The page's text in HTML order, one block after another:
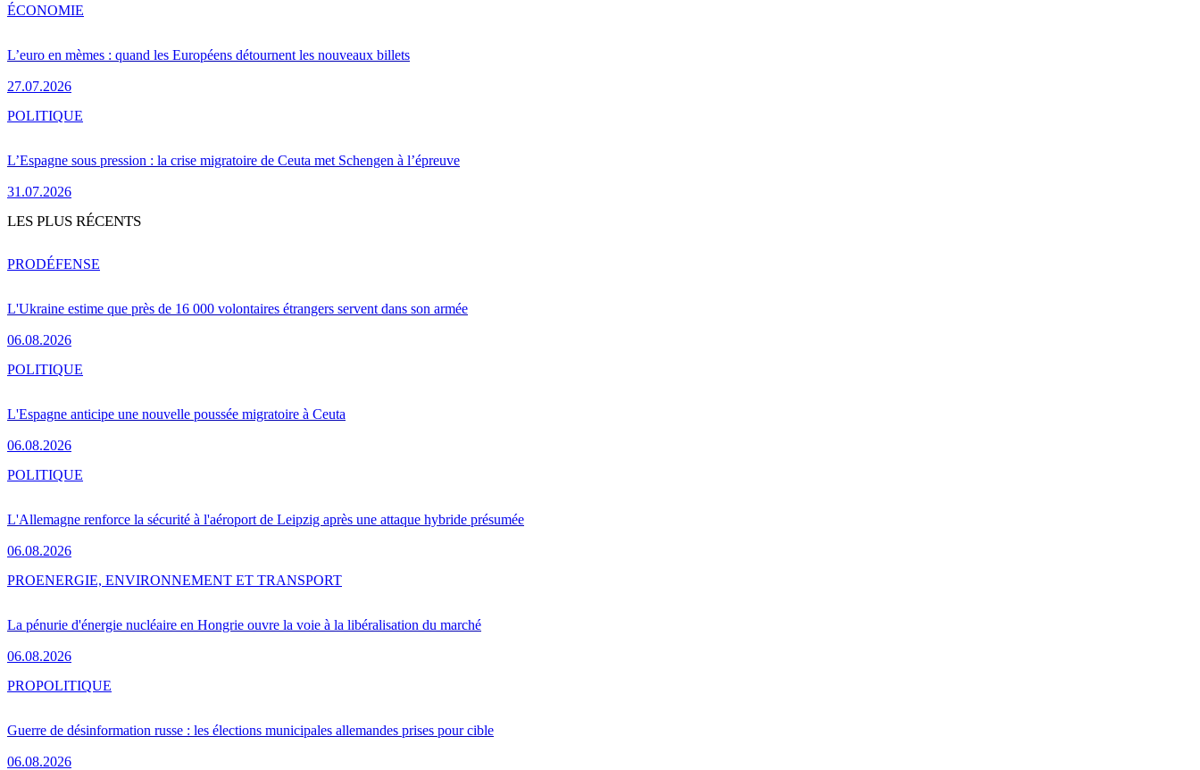
L’euro en mèmes : quand les Européens détournent les nouveaux billets
27.07.2026
ÉCONOMIE
L’Espagne sous pression : la crise migratoire de Ceuta met Schengen à l’épreuve
31.07.2026
POLITIQUE
LES PLUS RÉCENTS
L'Ukraine estime que près de 16 000 volontaires étrangers servent dans son armée
06.08.2026
PRODÉFENSE
L'Espagne anticipe une nouvelle poussée migratoire à Ceuta
06.08.2026
POLITIQUE
L'Allemagne renforce la sécurité à l'aéroport de Leipzig après une attaque hybride présumée
06.08.2026
POLITIQUE
La pénurie d'énergie nucléaire en Hongrie ouvre la voie à la libéralisation du marché
06.08.2026
PROENERGIE, ENVIRONNEMENT ET TRANSPORT
Guerre de désinformation russe : les élections municipales allemandes prises pour cible
06.08.2026
PROPOLITIQUE